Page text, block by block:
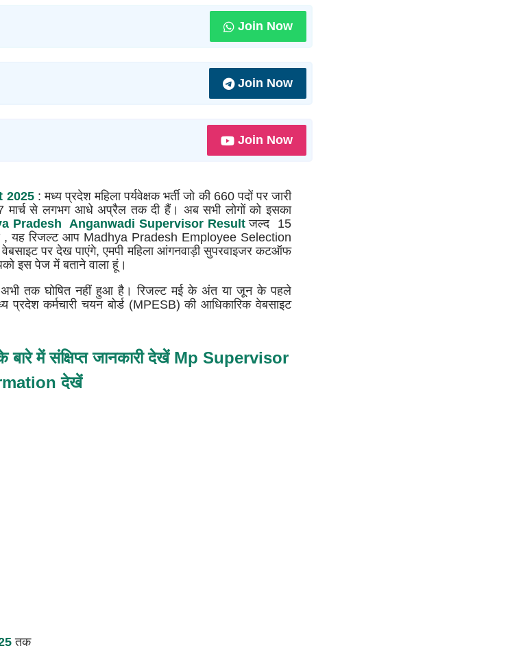
Join Now
Join Now
Join Now
2025: मध्य प्रदेश महिला पर्यवेक्षक भर्ती जो की 660 पदों पर जारी
मार्च से लगभग आधे अप्रैल तक दी हैं। अब सभी लोगों को इसका
Pradesh Anganwadi Supervisor Resultजल्द 15
, यह रिजल्ट आप Madhya Pradesh Employee Selection
पर देख पाएंगे, एमपी महिला आंगनवाड़ी सुपरवाइजर कटऑफ
इस पेज में बताने वाला हूं।
अभी तक घोषित नहीं हुआ है। रिजल्ट मई के अंत या जून के पहले
कर्मचारी चयन बोर्ड (MPESB) की आधिकारिक वेबसाइट
के बारे में संक्षिप्त जानकारी देखें Mp Supervisor
देखें
तक